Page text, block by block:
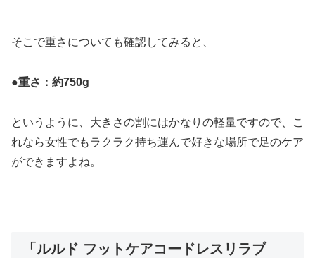
そこで重さについても確認してみると、
●重さ：約750g
というように、大きさの割にはかなりの軽量ですので、こ
れなら女性でもラクラク持ち運んで好きな場所で足のケア
ができますよね。
「ルルド フットケアコードレスリラブ